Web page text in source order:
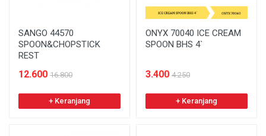
SANGO 44570
SPOON&CHOPSTICK
REST
12.600 16.800
+ Keranjang
ONYX 70040 ICE CREAM
SPOON BHS 4`
3.400 4.250
+ Keranjang